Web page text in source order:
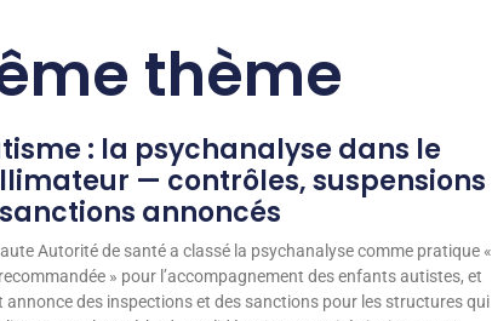
thème
: la psychanalyse dans le
— contrôles, suspensions
annoncés
Autorité de santé a classé la psychanalyse comme pratique «
» pour l’accompagnement des enfants autistes, et
annonce des inspections et des sanctions pour les structures qui